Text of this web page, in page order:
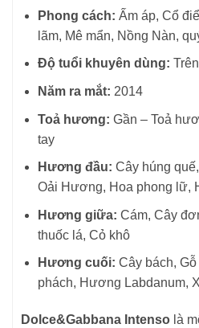
Phong cách: Ấm áp, Cổ
lãm, Mê mẩn, Nồng Nàn,
Độ tuổi khuyên dùng:
Năm ra mắt: 2014
Toả hương: Gần – Toả
tay
Hương đầu: Cây húng
Oải Hương, Hoa phong lữ,
Hương giữa: Cám, Cây
thuốc lá, Cỏ khô
Hương cuối: Cây bách,
phách, Hương Labdanum,
Dolce&Gabbana Intenso là